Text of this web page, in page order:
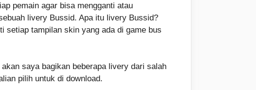
pemain agar bisa mengganti atau
livery Bussid. Apa itu livery Bussid?
setiap tampilan skin yang ada di game bus
saya bagikan beberapa livery dari salah
pilih untuk di download.